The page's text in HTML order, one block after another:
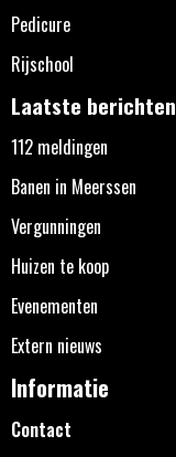
Pedicure
Rijschool
Laatste berichten
112 meldingen
Banen in Meerssen
Vergunningen
Huizen te koop
Evenementen
Extern nieuws
Informatie
Contact